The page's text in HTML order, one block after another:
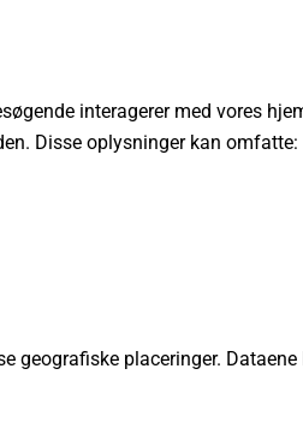
interagerer med vores
Disse oplysninger kan omfatte:
placeringer.